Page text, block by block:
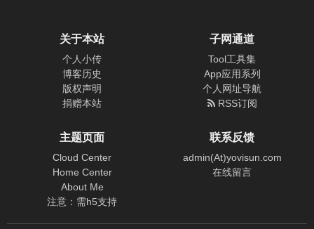
关于本站
个人小传
博客历史
版权声明
捐赠本站
子网通道
Tool工具集
App应用系列
个人网址导航
RSS订阅
主题页面
Cloud Center
Home Center
About Me
注意：需h5支持
联系反馈
admin(At)yovisun.com
在线留言